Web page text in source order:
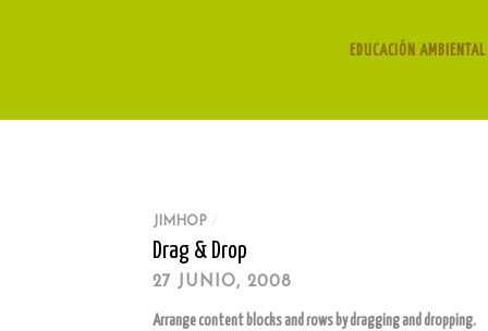
EDUCACIÓN
JIMHOP
Drag & Drop
27 JUNIO, 2008
Arrange content blocks and rows by dragging and dropping.